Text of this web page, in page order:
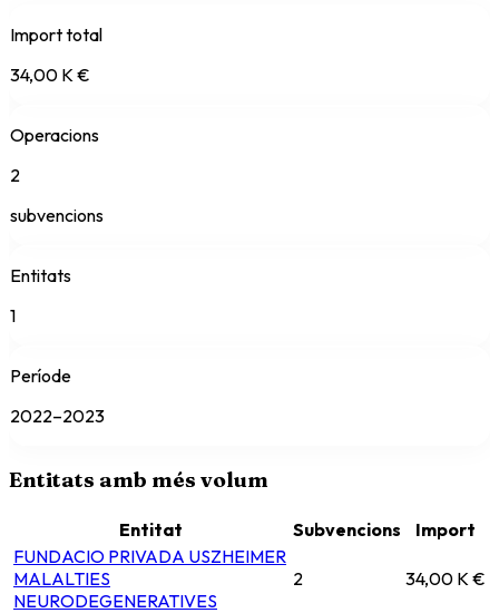
Import total
34,00 K €
Operacions
2
subvencions
Entitats
1
Període
2022–2023
Entitats amb més volum
Entitat Subvencions
Import
FUNDACIO PRIVADA USZHEIMER
MALALTIES
NEURODEGENERATIVES
2 34,00 K €